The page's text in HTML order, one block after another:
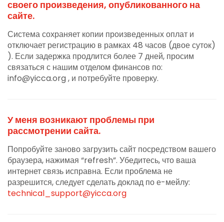
своего произведения, опубликованного на
сайте.
Система сохраняет копии произведенных оплат и
отключает регистрацию в рамках 48 часов (двое суток)
). Если задержка продлится более 7 дней, просим
связаться с нашим отделом финансов по:
info@yicca.org , и потребуйте проверку.
У меня возникают проблемы при
рассмотрении сайта.
Попробуйте заново загрузить сайт посредством вашего
браузера, нажимая “refresh”. Убедитесь, что ваша
интернет связь исправна. Если проблема не
разрешится, следует сделать доклад по е-мейлу:
technical_support@yicca.org